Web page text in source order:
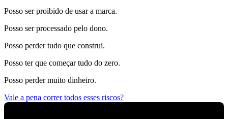
Posso ser proibido de usar a marca.
Posso ser processado pelo dono.
Posso perder tudo que construi.
Posso ter que começar tudo do zero.
Posso perder muito dinheiro.
Vale a pena correr todos esses riscos?